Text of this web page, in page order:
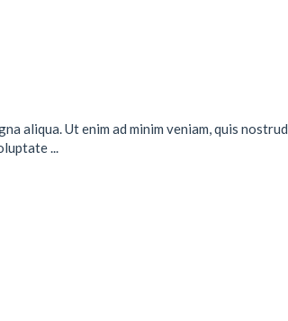
aliqua. Ut enim ad minim veniam, quis nostrud
...